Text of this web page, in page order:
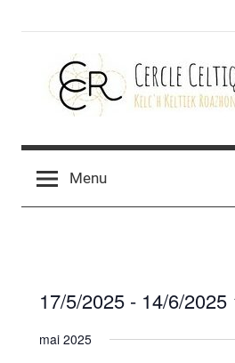
Cercle
celtique
Menu
17/5/2025 - 14/6/2025
mai 2025